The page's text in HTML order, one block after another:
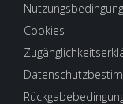
Cookies